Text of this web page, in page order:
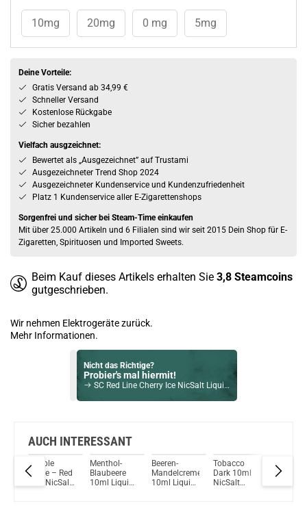
10mg 20mg 0 mg 5mg
Deine Vorteile:
Gratis Versand ab 34,99 €
Schneller Versand
Kostenlose Rückgabe
Sicher bezahlen
Vielfach ausgzeichnet:
Bewertet als „Ausgezeichnet” auf Trustami
Ausgezeichneter Trend Shop 2024
Ausgezeichneter Kundenservice und Kundenzufriedenheit
Platz 1 Kundenservice aller E-Zigarettenshops
Sorgenfrei und sicher bei Steam-Time einkaufen
Mit über 25.000 Artikeln und 6 Filialen sind wir seit 2015 Dein Shop für E-
Zigaretten, Spirituosen und Imported Sweets.
Beim Kauf dieses Artikels erhalten Sie 3,8 Steamcoins
gutgeschrieben.
Wir nehmen Elektrogeräte zurück.
Mehr Informationen.
Nicht das Richtige?
Probier's mal hiermit!
SC Red Line Cherry Ice NicSalt Liquid 0 mg / 10ml
Blood Sukka 10ml Liquid by Vampire Vape 10ml / 3mg
Du willst Kröten sparen?
Schau mal hier!
Asvape Touch Pod System 1,5ml 500mAh Kit Gold
AUCH INTERESSANT
Double
Apple – Red
Line NicSalt
Menthol-
Blaubeere
10ml Liquid
Beeren-
Mandelcreme
10ml Liquid
Tobacco
Dark 10ml
NicSalt
SC Red
Cherry